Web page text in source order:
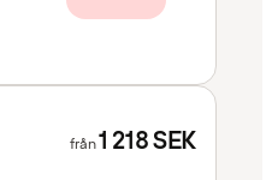
från1 218SEK